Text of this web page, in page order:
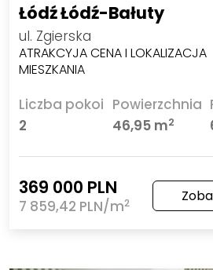
Łódź Łódź-Bałuty
ul. Zgierska
ATRAKCYJA CENA I LOKALIZACJA
MIESZKANIA
Liczba pokoi
2
Powierzchnia
46,95 m2
369 000 PLN
7 859,42 PLN/m2